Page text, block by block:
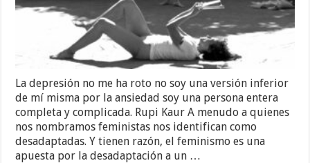
La depresión no me ha roto no soy una versión inferior
de mí misma por la ansiedad soy una persona entera
completa y complicada. Rupi Kaur A menudo a quienes
nos nombramos feministas nos identifican como
desadaptadas. Y tienen razón, el feminismo es una
apuesta por la desadaptación a un …